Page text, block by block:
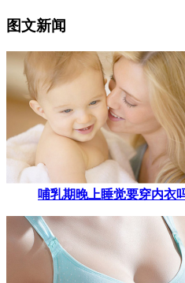
图文新闻
哺乳期晚上睡觉要穿内衣